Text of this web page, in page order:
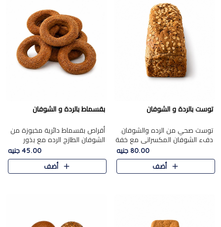
توست بالردة و الشوفان
توست صحي من الرده والشوفان.
دفء الشوفان المكسراتي مع خفة
80.00 جنيه
أضف
بقسماط بالردة و الشوفان
أقراص بقسماط دائرية مخبوزة من
الشوفان الطازج الرده مع بذور
مختارة. قرمشة الحبوب والبذور،
بداية صحية لكل صباح.
45.00 جنيه
أضف